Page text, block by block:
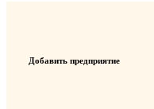
Добавить предприятие